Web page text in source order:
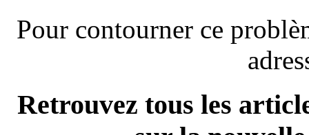
Pour contourner ce
Retrouvez tous les